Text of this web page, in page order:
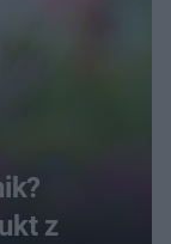
z